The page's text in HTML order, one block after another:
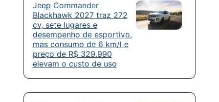
Jeep Commander
Blackhawk 2027 traz 272
cv, sete lugares e
desempenho de esportivo,
mas consumo de 6 km/l e
preço de R$ 329.990
elevam o custo de uso